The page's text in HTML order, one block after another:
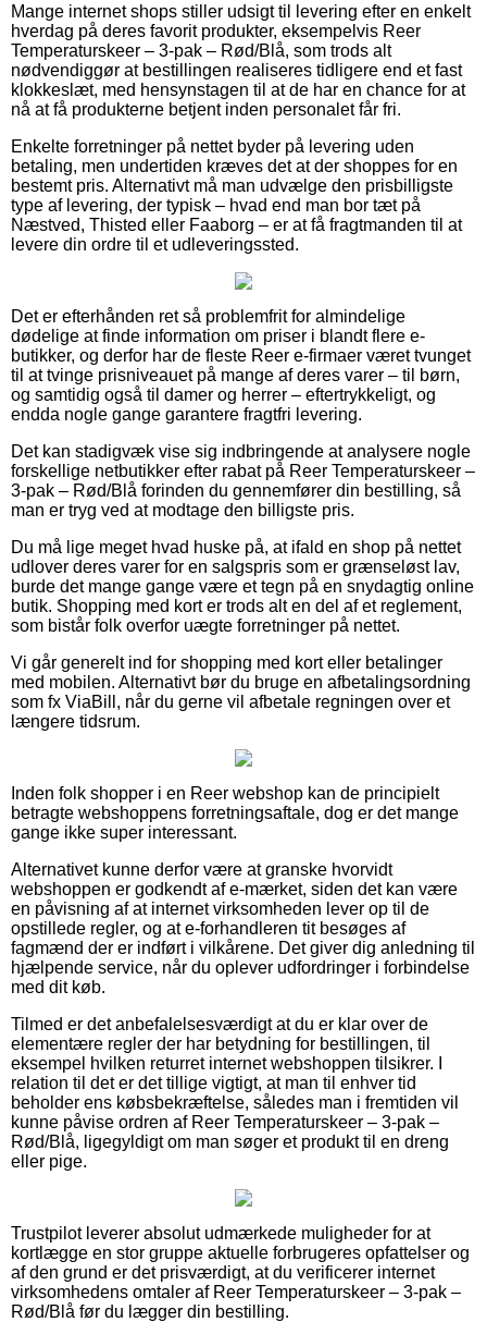
Mange internet shops stiller udsigt til levering efter en enkelt
hverdag på deres favorit produkter, eksempelvis Reer
Temperaturskeer – 3-pak – Rød/Blå, som trods alt
nødvendiggør at bestillingen realiseres tidligere end et fast
klokkeslæt, med hensynstagen til at de har en chance for at
nå at få produkterne betjent inden personalet får fri.
Enkelte forretninger på nettet byder på levering uden
betaling, men undertiden kræves det at der shoppes for en
bestemt pris. Alternativt må man udvælge den prisbilligste
type af levering, der typisk – hvad end man bor tæt på
Næstved, Thisted eller Faaborg – er at få fragtmanden til at
levere din ordre til et udleveringssted.
Det er efterhånden ret så problemfrit for almindelige
dødelige at finde information om priser i blandt flere e-
butikker, og derfor har de fleste Reer e-firmaer været tvunget
til at tvinge prisniveauet på mange af deres varer – til børn,
og samtidig også til damer og herrer – eftertrykkeligt, og
endda nogle gange garantere fragtfri levering.
Det kan stadigvæk vise sig indbringende at analysere nogle
forskellige netbutikker efter rabat på Reer Temperaturskeer –
3-pak – Rød/Blå forinden du gennemfører din bestilling, så
man er tryg ved at modtage den billigste pris.
Du må lige meget hvad huske på, at ifald en shop på nettet
udlover deres varer for en salgspris som er grænseløst lav,
burde det mange gange være et tegn på en snydagtig online
butik. Shopping med kort er trods alt en del af et reglement,
som bistår folk overfor uægte forretninger på nettet.
Vi går generelt ind for shopping med kort eller betalinger
med mobilen. Alternativt bør du bruge en afbetalingsordning
som fx ViaBill, når du gerne vil afbetale regningen over et
længere tidsrum.
Inden folk shopper i en Reer webshop kan de principielt
betragte webshoppens forretningsaftale, dog er det mange
gange ikke super interessant.
Alternativet kunne derfor være at granske hvorvidt
webshoppen er godkendt af e-mærket, siden det kan være
en påvisning af at internet virksomheden lever op til de
opstillede regler, og at e-forhandleren tit besøges af
fagmænd der er indført i vilkårene. Det giver dig anledning til
hjælpende service, når du oplever udfordringer i forbindelse
med dit køb.
Tilmed er det anbefalelsesværdigt at du er klar over de
elementære regler der har betydning for bestillingen, til
eksempel hvilken returret internet webshoppen tilsikrer. I
relation til det er det tillige vigtigt, at man til enhver tid
beholder ens købsbekræftelse, således man i fremtiden vil
kunne påvise ordren af Reer Temperaturskeer – 3-pak –
Rød/Blå, ligegyldigt om man søger et produkt til en dreng
eller pige.
Trustpilot leverer absolut udmærkede muligheder for at
kortlægge en stor gruppe aktuelle forbrugeres opfattelser og
af den grund er det prisværdigt, at du verificerer internet
virksomhedens omtaler af Reer Temperaturskeer – 3-pak –
Rød/Blå før du lægger din bestilling.